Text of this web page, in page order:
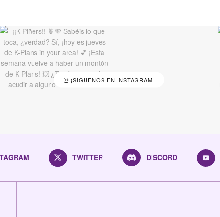
¡SÍGUENOS EN INSTAGRAM!
TWITTER DISCORD